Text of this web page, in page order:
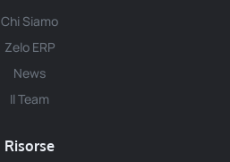
Chi Siamo
Zelo ERP
News
Il Team
Risorse